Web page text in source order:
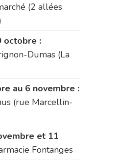
(2 allées
octobre :
Dumas (La
au 6 novembre :
(rue Marcellin-
et 11
Fontanges